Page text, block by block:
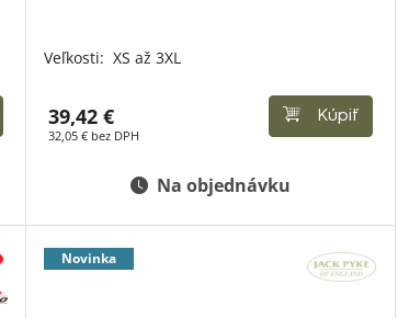
Veľkosti: XS až 3XL
39,42 €
32,05 € bez DPH
Kúpiť
Na objednávku
Novinka